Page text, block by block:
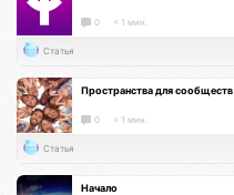
0 < 1 мин.
Статья
Пространства для сообществ
0 < 1 мин.
Статья
Начало